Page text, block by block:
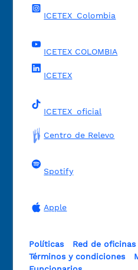
ICETEX_Colombia
ICETEX COLOMBIA
ICETEX
ICETEX_oficial
Centro de Relevo
Spotify
Apple
Políticas Red de oficinas
Términos y condiciones